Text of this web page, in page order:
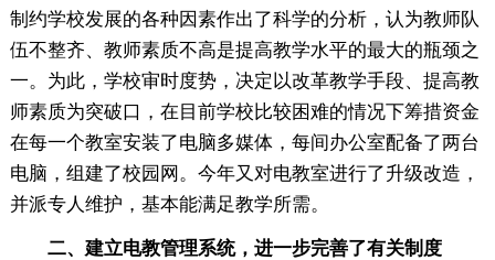
制约学校发展的各种因素作出了科学的分析，认为教师队
伍不整齐、教师素质不高是提高教学水平的最大的瓶颈之
一。为此，学校审时度势，决定以改革教学手段、提高教
师素质为突破口，在目前学校比较困难的情况下筹措资金
在每一个教室安装了电脑多媒体，每间办公室配备了两台
电脑，组建了校园网。今年又对电教室进行了升级改造，
并派专人维护，基本能满足教学所需。
二、建立电教管理系统，进一步完善了有关制度